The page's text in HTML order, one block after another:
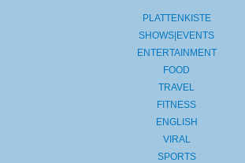
PLATTENKISTE
SHOWS|EVENTS
ENTERTAINMENT
FOOD
TRAVEL
FITNESS
ENGLISH
VIRAL
SPORTS